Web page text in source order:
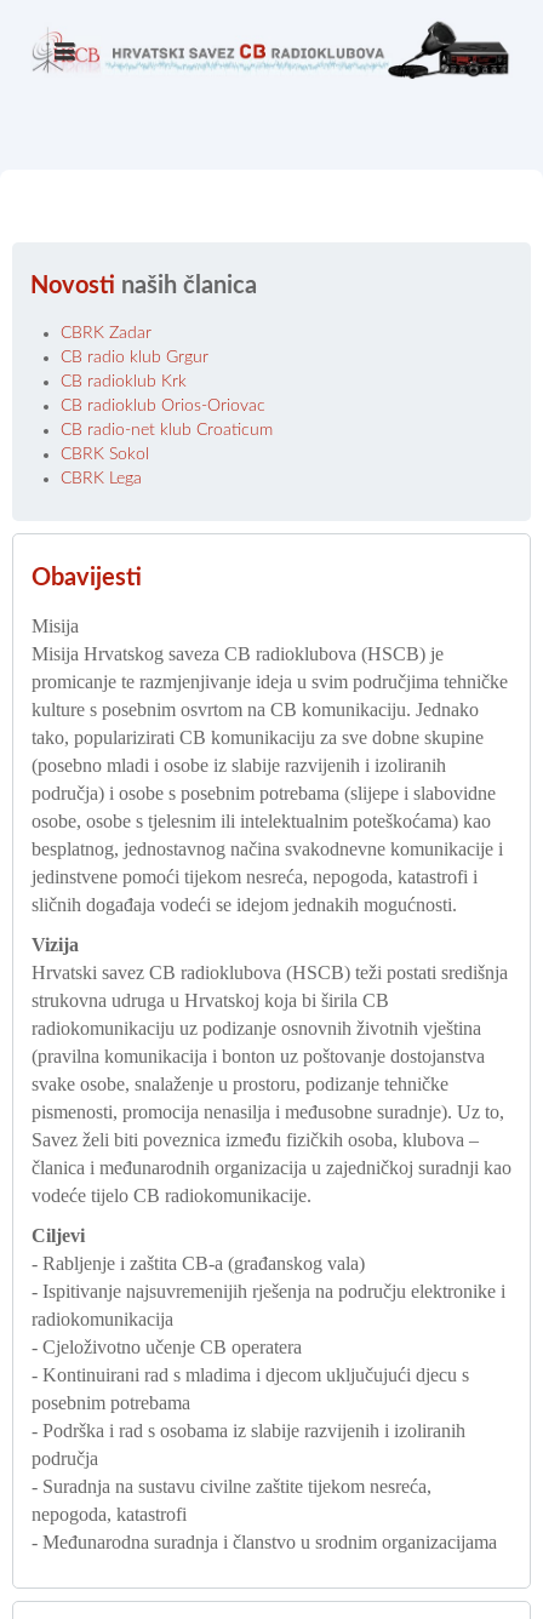
Novosti naših članica
CBRK Zadar
CB radio klub Grgur
CB radioklub Krk
CB radioklub Orios-Oriovac
CB radio-net klub Croaticum
CBRK Sokol
CBRK Lega
Obavijesti
Misija
Misija Hrvatskog saveza CB radioklubova (HSCB) je
promicanje te razmjenjivanje ideja u svim područjima tehničke
kulture s posebnim osvrtom na CB komunikaciju. Jednako
tako, popularizirati CB komunikaciju za sve dobne skupine
(posebno mladi i osobe iz slabije razvijenih i izoliranih
područja) i osobe s posebnim potrebama (slijepe i slabovidne
osobe, osobe s tjelesnim ili intelektualnim poteškoćama) kao
besplatnog, jednostavnog načina svakodnevne komunikacije i
jedinstvene pomoći tijekom nesreća, nepogoda, katastrofi i
sličnih događaja vodeći se idejom jednakih mogućnosti.
Vizija
Hrvatski savez CB radioklubova (HSCB) teži postati središnja
strukovna udruga u Hrvatskoj koja bi širila CB
radiokomunikaciju uz podizanje osnovnih životnih vještina
(pravilna komunikacija i bonton uz poštovanje dostojanstva
svake osobe, snalaženje u prostoru, podizanje tehničke
pismenosti, promocija nenasilja i međusobne suradnje). Uz to,
Savez želi biti poveznica između fizičkih osoba, klubova –
članica i međunarodnih organizacija u zajedničkoj suradnji kao
vodeće tijelo CB radiokomunikacije.
Ciljevi
- Rabljenje i zaštita CB-a (građanskog vala)
- Ispitivanje najsuvremenijih rješenja na području elektronike i
radiokomunikacija
- Cjeloživotno učenje CB operatera
- Kontinuirani rad s mladima i djecom uključujući djecu s
posebnim potrebama
- Podrška i rad s osobama iz slabije razvijenih i izoliranih
područja
- Suradnja na sustavu civilne zaštite tijekom nesreća,
nepogoda, katastrofi
- Međunarodna suradnja i članstvo u srodnim organizacijama